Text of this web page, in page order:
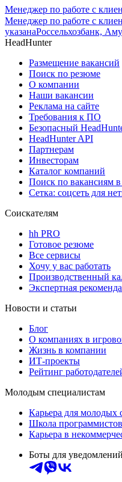
Менеджер по работе с
Менеджер по работе с
указанаРоссельхозбанк,
HeadHunter
Размещение вакансий
Поиск по резюме
О компании
Наши вакансии
Реклама на сайте
Требования к ПО
Безопасный
HeadHunter API
Партнерам
Инвесторам
Каталог компаний
Поиск по вакансиям
Сетка: соцсеть для
Соискателям
hh PRO
Готовое резюме
Все сервисы
Хочу у вас работать
Производственный
Экспертная
Новости и статьи
Блог
О компаниях в
Жизнь в компании
ИТ-проекты
Рейтинг
Молодым специалистам
Карьера для молодых
Школа программистов
Карьера в
Боты для уведомлений